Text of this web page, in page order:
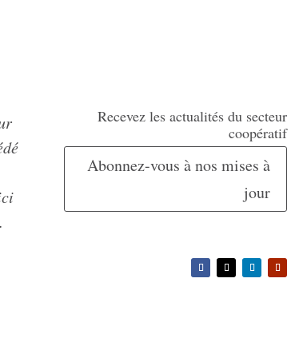
Recevez les actualités du secteur
coopératif
Abonnez-vous à nos mises à
jour